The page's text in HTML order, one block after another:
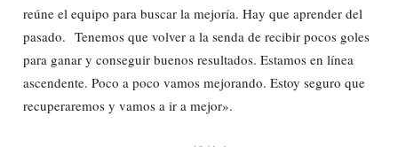
reúne el equipo para buscar la mejoría. Hay que aprender del
pasado. Tenemos que volver a la senda de recibir pocos goles
para ganar y conseguir buenos resultados. Estamos en línea
ascendente. Poco a poco vamos mejorando. Estoy seguro que
recuperaremos y vamos a ir a mejor».